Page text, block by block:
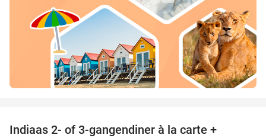
Indiaas 2- of 3-gangendiner à la carte +